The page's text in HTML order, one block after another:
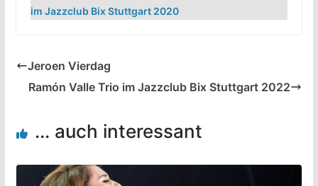
im Jazzclub Bix Stuttgart 2020
Jeroen Vierdag
Ramón Valle Trio im Jazzclub Bix Stuttgart 2022
... auch interessant